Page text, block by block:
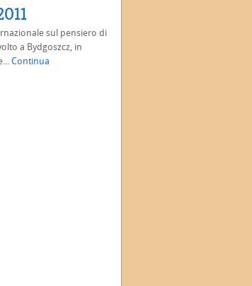
sul pensiero di
a Bydgoszcz, in
Continua